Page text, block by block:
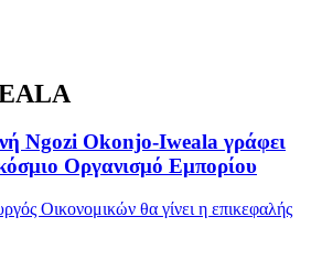
Ngozi Okonjo-Iweala γράφει
Οργανισμό Εμπορίου
Οικονομικών θα γίνει η επικεφαλής